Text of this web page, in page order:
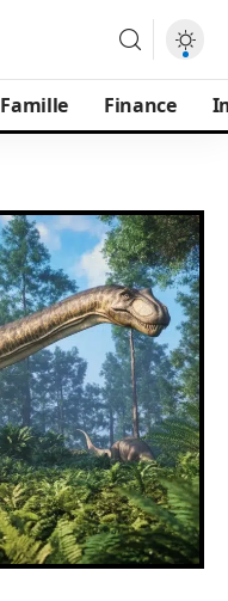
Famille Finance